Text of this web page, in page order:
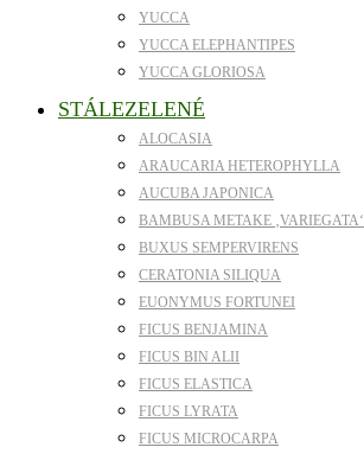
YUCCA
YUCCA ELEPHANTIPES
YUCCA GLORIOSA
STÁLEZELENÉ
ALOCASIA
ARAUCARIA HETEROPHYLLA
AUCUBA JAPONICA
BAMBUSA METAKE ‚VARIEGATA‘
BUXUS SEMPERVIRENS
CERATONIA SILIQUA
EUONYMUS FORTUNEI
FICUS BENJAMINA
FICUS BIN ALII
FICUS ELASTICA
FICUS LYRATA
FICUS MICROCARPA